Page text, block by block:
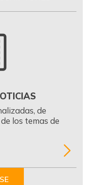
de
los temas de